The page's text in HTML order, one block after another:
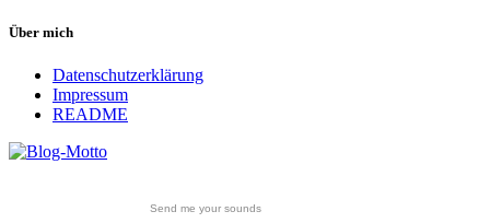
Über mich
Datenschutzerklärung
Impressum
README
Send me your sounds